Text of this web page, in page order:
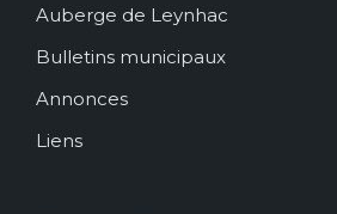
Auberge de Leynhac
Bulletins municipaux
Annonces
Liens